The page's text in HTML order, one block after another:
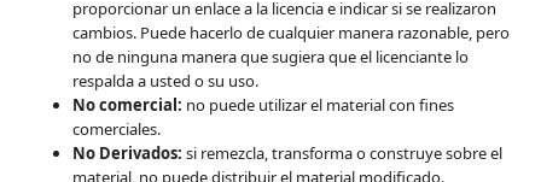
proporcionar un enlace a la licencia e indicar si se realizaron
cambios. Puede hacerlo de cualquier manera razonable, pero
no de ninguna manera que sugiera que el licenciante lo
respalda a usted o su uso.
No comercial: no puede utilizar el material con fines
comerciales.
No Derivados: si remezcla, transforma o construye sobre el
material, no puede distribuir el material modificado.